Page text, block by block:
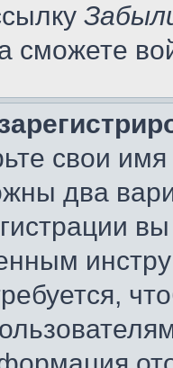
сможете
свои
два